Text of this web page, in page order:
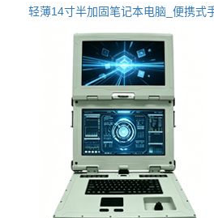
轻薄14寸半加固笔记本电脑_便携式